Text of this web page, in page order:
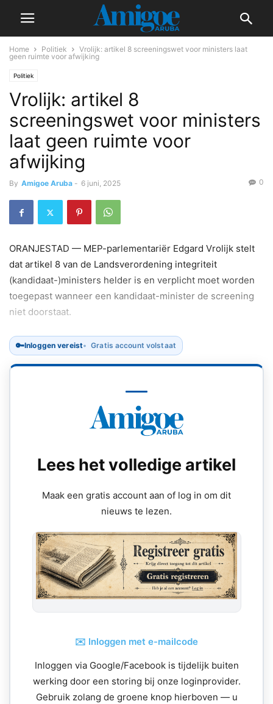
Home Politiek
Vrolijk: artikel 8 screeningswet voor ministers laat
geen ruimte voor afwijking
Politiek
Vrolijk: artikel 8
screeningswet voor ministers
laat geen ruimte voor
afwijking
By Amigoe Aruba - 6 juni, 2025 0
ORANJESTAD — MEP-parlementariër Edgard Vrolijk stelt
dat artikel 8 van de Landsverordening integriteit
(kandidaat-)ministers helder is en verplicht moet worden
toegepast wanneer een kandidaat-minister de screening
niet doorstaat.
🔑Inloggen vereist Gratis account volstaat
Lees het volledige artikel
Maak een gratis account aan of log in om dit
nieuws te lezen.
✉️ Inloggen met e-mailcode
Inloggen via Google/Facebook is tijdelijk buiten
werking door een storing bij onze loginprovider.
Gebruik zolang de groene knop hierboven — u